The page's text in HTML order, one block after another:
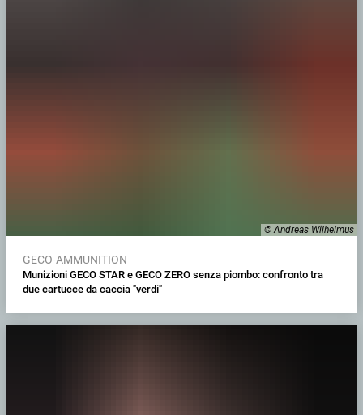
© Andreas Wilhelmus
GECO-AMMUNITION
Munizioni GECO STAR e GECO ZERO senza piombo: confronto tra
due cartucce da caccia "verdi"